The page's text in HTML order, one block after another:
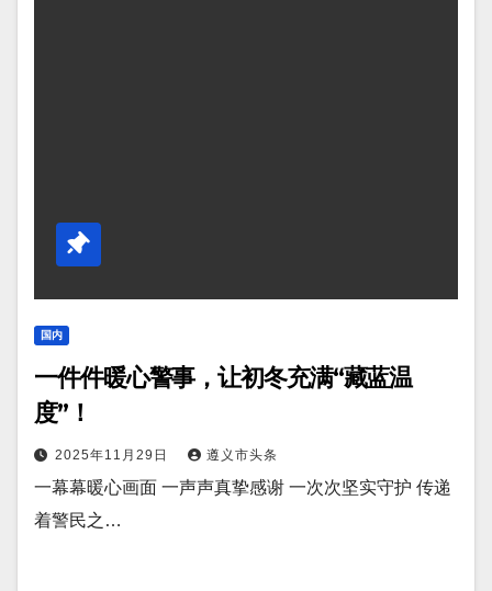
国内
一件件暖心警事，让初冬充满“藏蓝温
度”！
2025年11月29日 遵义市头条
一幕幕暖心画面 一声声真挚感谢 一次次坚实守护 传递
着警民之…